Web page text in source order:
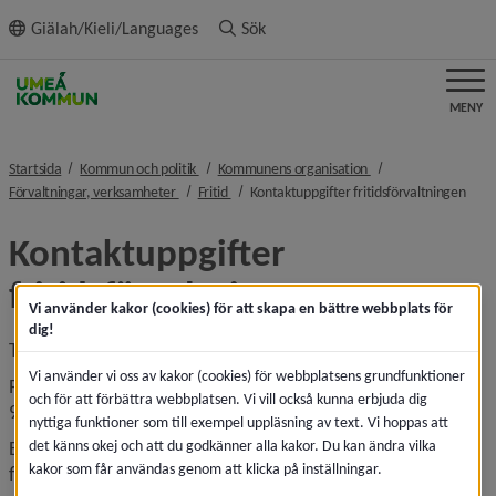
innehållet
Giälah/Kieli/Languages Sök
MENY
Startsida Kommun och politik nivå i brödsmulenavigeringen
Kommunens organisation nivå i
Förvaltningar, verksamheter nivå i brödsmulenavigeringen
Fritid nivå i brödsmulenavigeringen
Kontaktuppgifter fritidsförvaltningennivå
Kontaktuppgifter
fritidsförvaltningen
Telefon: 090-16 10 00 (växel)
Postadress: Umeå kommun, Fritid
901 84 Umeå
Besöksadress Fritidskontoret: Stadshusområdet, södra
flygeln, Brogatan 12B.
Vi använder kakor (cookies) för att skapa en bättre webbplats för
dig!
Vi använder vi oss av kakor (cookies) för webbplatsens grundfunktioner
och för att förbättra webbplatsen. Vi vill också kunna erbjuda dig
nyttiga funktioner som till exempel uppläsning av text. Vi hoppas att
det känns okej och att du godkänner alla kakor. Du kan ändra vilka
kakor som får användas genom att klicka på inställningar.